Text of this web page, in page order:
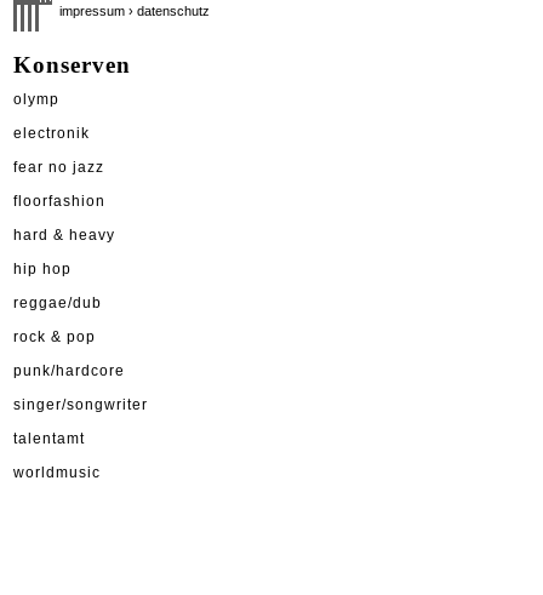
impressum › datenschutz
Konserven
olymp
electronik
fear no jazz
floorfashion
hard & heavy
hip hop
reggae/dub
rock & pop
punk/hardcore
singer/songwriter
talentamt
worldmusic